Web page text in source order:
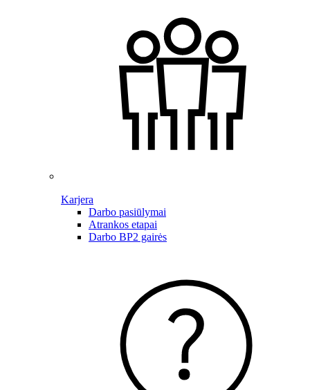
Karjera
Darbo pasiūlymai
Atrankos etapai
Darbo BP2 gairės